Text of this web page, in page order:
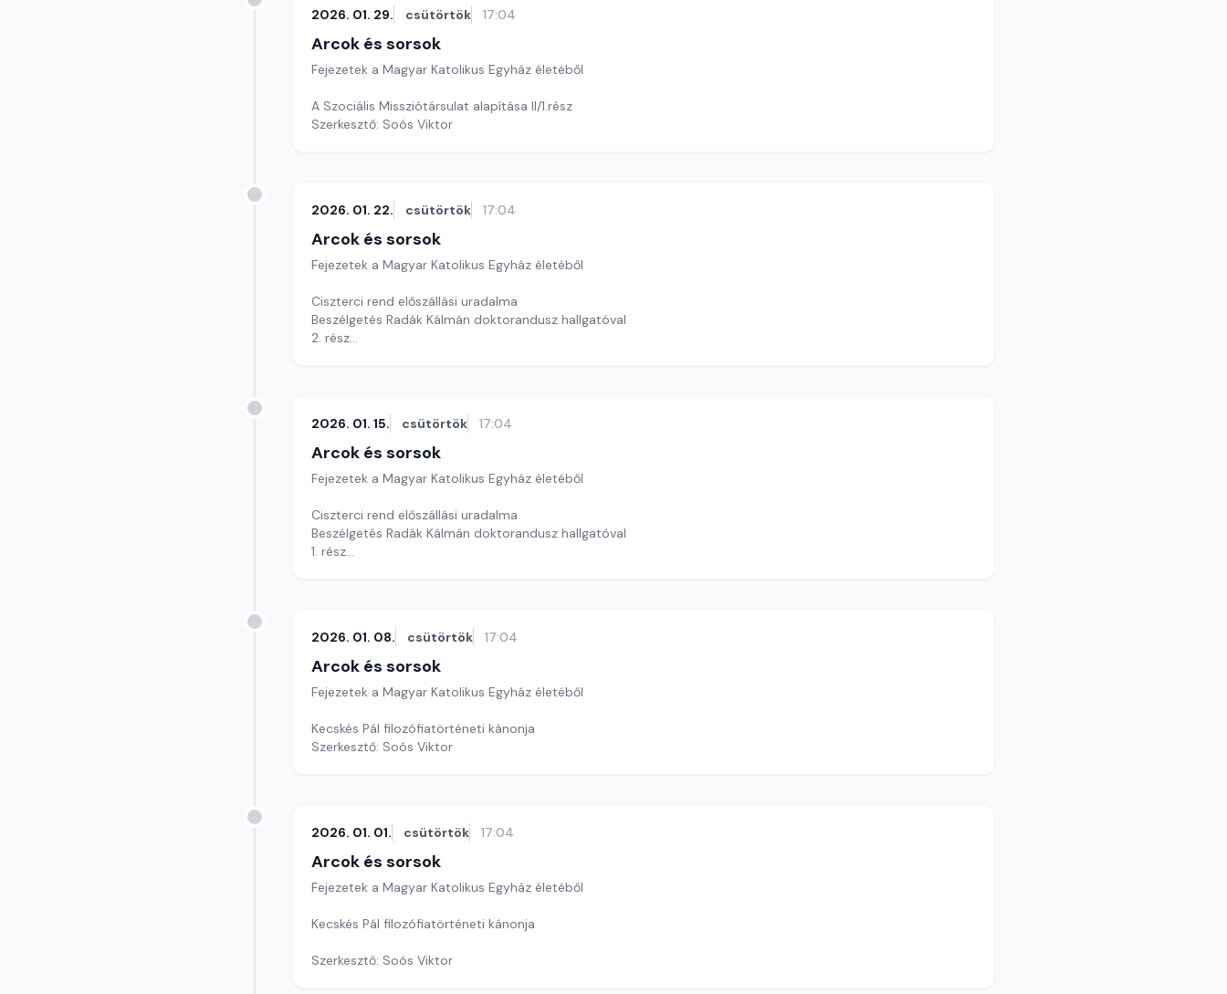
2026. 01. 29. csütörtök 17:04
Arcok és sorsok
Fejezetek a Magyar Katolikus Egyház életéből
A Szociális Missziótársulat alapítása II/1.rész
Szerkesztő: Soós Viktor
2026. 01. 22. csütörtök 17:04
Arcok és sorsok
Fejezetek a Magyar Katolikus Egyház életéből
Ciszterci rend előszállási uradalma
Beszélgetés Radák Kálmán doktorandusz hallgatóval
2. rész
2026. 01. 15. csütörtök 17:04
Arcok és sorsok
Fejezetek a Magyar Katolikus Egyház életéből
Ciszterci rend előszállási uradalma
Beszélgetés Radák Kálmán doktorandusz hallgatóval
1. rész
2026. 01. 08. csütörtök 17:04
Arcok és sorsok
Fejezetek a Magyar Katolikus Egyház életéből
Kecskés Pál filozófiatörténeti kánonja
Szerkesztő: Soós Viktor
2026. 01. 01. csütörtök 17:04
Arcok és sorsok
Fejezetek a Magyar Katolikus Egyház életéből
Kecskés Pál filozófiatörténeti kánonja
Szerkesztő: Soós Viktor